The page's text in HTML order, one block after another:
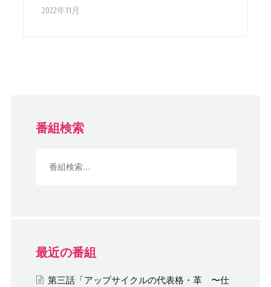
2022年11月
番組検索
最近の番組
第三話「アップサイクルの代表格・革 〜仕